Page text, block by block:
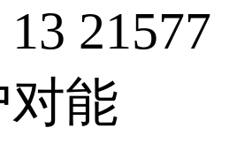
21577
对能